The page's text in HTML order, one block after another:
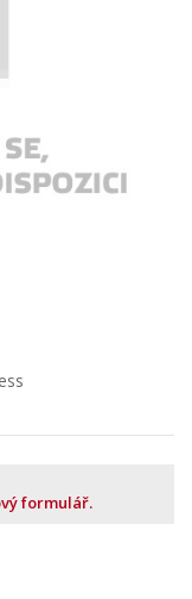
formulář.